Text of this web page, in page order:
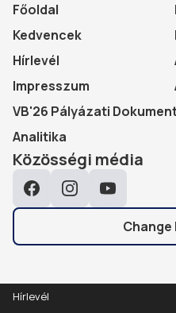
Főoldal
Kedvencek
Hírlevél
Impresszum
VB'26 Pályázati
Analitika
Közösségi média
Change
Hírlevél